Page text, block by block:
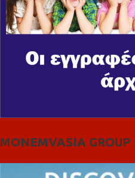
MONEMVASIA GROUP